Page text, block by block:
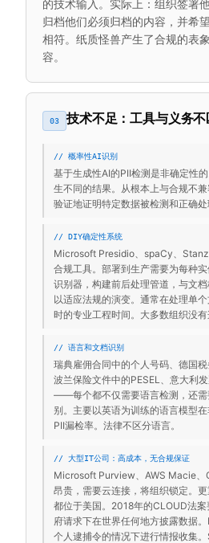
的技术输入。实际上：组织签署
归档他们必须归档的内容，并希
相符。纸质怪兽产生了合规的表
容。
03 技术不足：工具与义务
// 概率性AI识别
基于生成性AI的PII检测是非确定性
生不同的结果。从根本上与合规不
验证地证明特定数据被检测和正确处
// DIY确定性系统
Microsoft Presidio、spaCy、
合规工具。部署到生产需要为每种
识别器，构建前后处理管道，与文
以适应法规的演变。通常在处理单
时的专业工程时间。大多数组织没有
// 语言和文档识别
瑞典雇佣合同中的个人号码、德国
波兰保险文件中的PESEL、意大利
——每个都不仅需要语言检测，还需
别。主要以英语为训练的语言模型
PII漏检率。法律不区分语言。
// 大型IT公司：高成本，无合规保证
Microsoft Purview、AWS Macie
昂贵，需要云连接，将组织锁定。
都位于美国。2018年的CLOUD法
府请求下在世界任何地方披露数据
个人逮捕令的情况下进行情报收集